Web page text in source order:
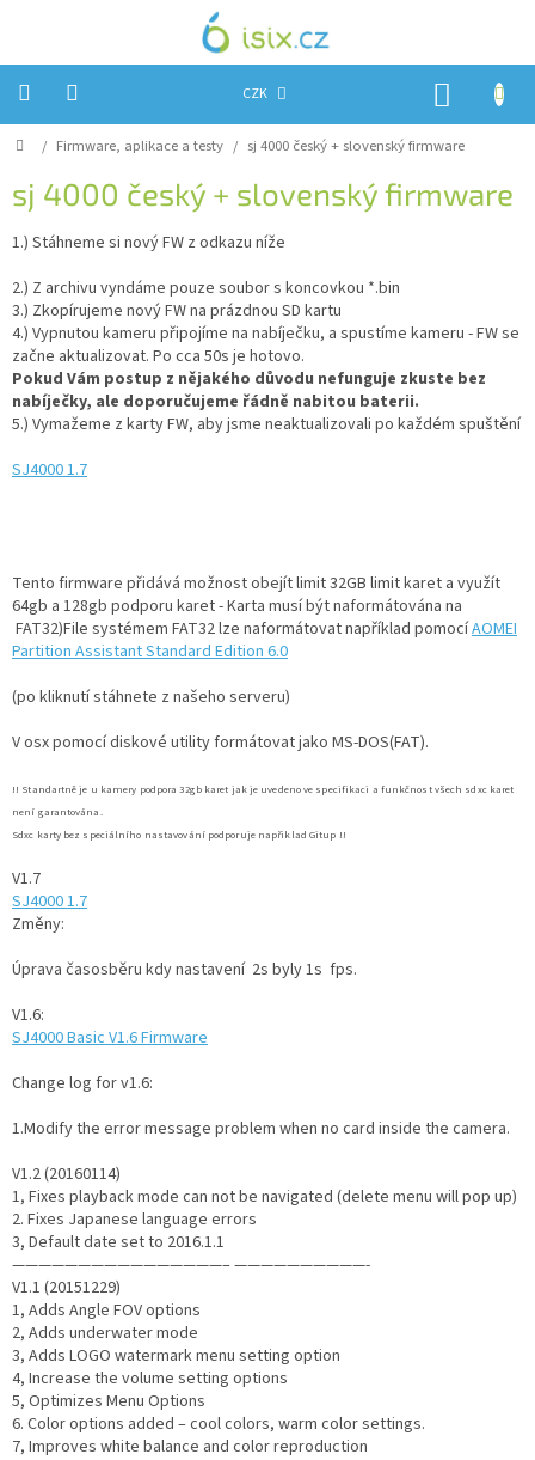
CZK
Úvod
Reklamace?
Obchodní
Návody,
FIRMWARE
a
testy
Kontakty
nám
Autoledničky
Autokamery
Teleskopické
Příslušenství
Fitness
vybavení
Chytré
IP
Domů
/ Firmware, aplikace a testy / sj 4000 český + slovenský firmware
sj 4000 český + slovenský firmware
1.) Stáhneme si nový FW z odkazu níže
2.) Z archivu vyndáme pouze soubor s koncovkou *.bin
3.) Zkopírujeme nový FW na prázdnou SD kartu
4.) Vypnutou kameru připojíme na nabíječku, a spustíme kameru - FW se
začne aktualizovat. Po cca 50s je hotovo.
Pokud Vám postup z nějakého důvodu nefunguje zkuste bez
nabíječky, ale doporučujeme řádně nabitou baterii.
5.) Vymažeme z karty FW, aby jsme neaktualizovali po každém spuštění
SJ4000 1.7
Tento firmware přidává možnost obejít limit 32GB limit karet a využít
64gb a 128gb podporu karet - Karta musí být naformátována na
FAT32)File systémem FAT32 lze naformátovat například pomocíAOMEI
Partition Assistant Standard Edition 6.0
(po kliknutí stáhnete z našeho serveru)
V osx pomocí diskové utility formátovat jako MS-DOS(FAT).
!! Standartně je u kamery podpora 32gb karet jak je uvedeno ve specifikaci a funkčnost všech sdxc karet
není garantována.
Sdxc karty bez speciálního nastavování podporuje napřiklad Gitup !!
V1.7
SJ4000 1.7
Změny:
Úprava časosběru kdy nastavení 2s byly 1s fps.
V1.6:
SJ4000 Basic V1.6 Firmware
Change log for v1.6:
1.Modify the error message problem when no card inside the camera.
V1.2 (20160114)
1, Fixes playback mode can not be navigated (delete menu will pop up)
2. Fixes Japanese language errors
3, Default date set to 2016.1.1
————————————————– ——————————-
V1.1 (20151229)
1, Adds Angle FOV options
2, Adds underwater mode
3, Adds LOGO watermark menu setting option
4, Increase the volume setting options
5, Optimizes Menu Options
6. Color options added – cool colors, warm color settings.
7, Improves white balance and color reproduction